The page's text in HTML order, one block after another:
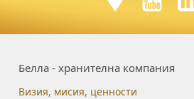
Белла - хранителна компания
Визия, мисия, ценности